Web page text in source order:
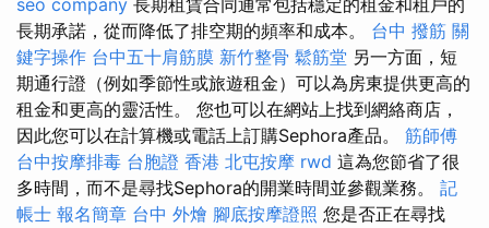
seo company 長期租賃合同通常包括穩定的租金和租戶的
長期承諾，從而降低了排空期的頻率和成本。 台中 撥筋 關
鍵字操作 台中五十肩筋膜 新竹整骨 鬆筋堂 另一方面，短
期通行證（例如季節性或旅遊租金）可以為房東提供更高的
租金和更高的靈活性。 您也可以在網站上找到網絡商店，
因此您可以在計算機或電話上訂購Sephora產品。 筋師傅
台中按摩排毒 台胞證 香港 北屯按摩 rwd 這為您節省了很
多時間，而不是尋找Sephora的開業時間並參觀業務。 記
帳士 報名簡章 台中 外燴 腳底按摩證照 您是否正在尋找